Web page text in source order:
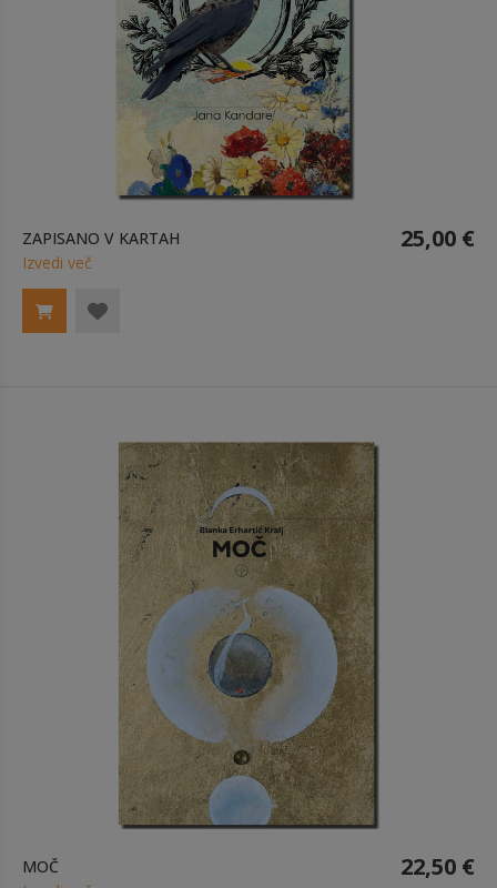
ZAPISANO V KARTAH 25,00 €
Izvedi več
MOČ 22,50 €